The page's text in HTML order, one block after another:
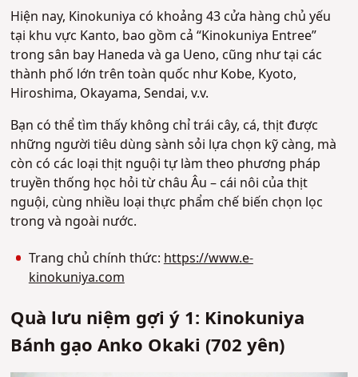
Hiện nay, Kinokuniya có khoảng 43 cửa hàng chủ yếu
tại khu vực Kanto, bao gồm cả “Kinokuniya Entree”
trong sân bay Haneda và ga Ueno, cũng như tại các
thành phố lớn trên toàn quốc như Kobe, Kyoto,
Hiroshima, Okayama, Sendai, v.v.
Bạn có thể tìm thấy không chỉ trái cây, cá, thịt được
những người tiêu dùng sành sỏi lựa chọn kỹ càng, mà
còn có các loại thịt nguội tự làm theo phương pháp
truyền thống học hỏi từ châu Âu – cái nôi của thịt
nguội, cùng nhiều loại thực phẩm chế biến chọn lọc
trong và ngoài nước.
Trang chủ chính thức:https://www.e-
kinokuniya.com
Quà lưu niệm gợi ý 1: Kinokuniya
Bánh gạo Anko Okaki (702 yên)